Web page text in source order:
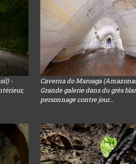
-
Caverna do Maroaga
Grande galerie dans du grès
personnage contre jour...